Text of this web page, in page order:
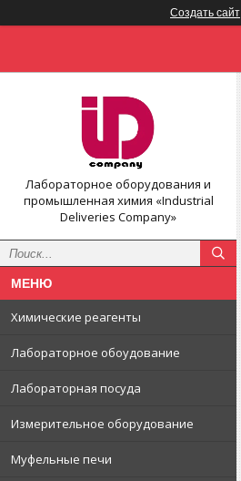
Создать сайт
Лабораторное оборудования и
промышленная химия «Industrial
Deliveries Company»
Химические реагенты
Лабораторное обоудование
Лабораторная посуда
Измерительное оборудование
Муфельные печи